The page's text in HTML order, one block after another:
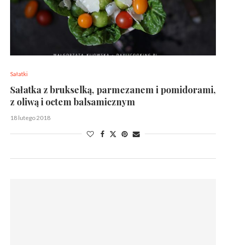
Sałatki
Sałatka z brukselką, parmezanem i pomidorami,
z oliwą i octem balsamicznym
18 lutego 2018